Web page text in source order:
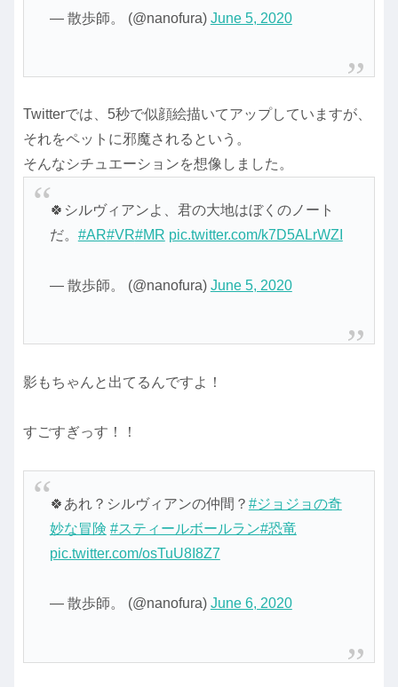
— 散歩師。 (@nanofura) June 5, 2020
Twitterでは、5秒で似顔絵描いてアップしていますが、
それをペットに邪魔されるという。
そんなシチュエーションを想像しました。
🍀シルヴィアンよ、君の大地はぼくのノート
だ。 #AR#VR#MR pic.twitter.com/k7D5ALrWZI
— 散歩師。 (@nanofura) June 5, 2020
影もちゃんと出てるんですよ！
すごすぎっす！！
🍀あれ？シルヴィアンの仲間？ #ジョジョの奇
妙な冒険 #スティールボールラン#恐竜
pic.twitter.com/osTuU8I8Z7
— 散歩師。 (@nanofura) June 6, 2020